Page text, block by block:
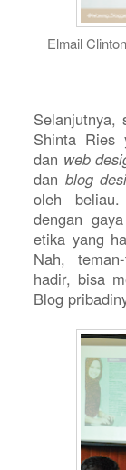
Elmail
Selanjutnya,
Shinta Ries
dan web
dan blog
oleh
dengan
etika yang
Nah,
hadir, bisa
Blog